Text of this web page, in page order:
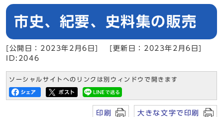
市史、紀要、史料集の販売
[公開日：2023年2月6日]
[更新日：2023年2月6日]
ID:2046
ソーシャルサイトへのリンクは別ウィンドウで開きます
印刷 大きな文字で印刷